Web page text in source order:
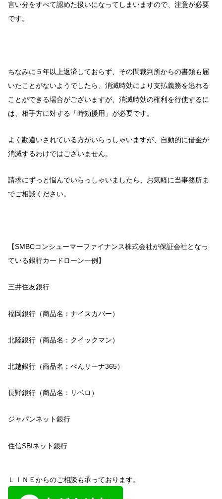
言い分をすべて認めた扱いになってしまいますので、注意が必要
です。
ちなみに５年以上返済しておらず、その間裁判所からの書類も届
いたことがないようでしたら、消滅時効により支払義務を逃れる
ことができる場合がございますが、消滅時効の権利を行使するに
は、相手方に対する「時効援用」が必要です。
よく勘違いされている方がいらっしゃいますが、自動的に借金が
消滅するわけではございません。
請求にずっと悩んでいらっしゃいましたら、お気軽に当事務所ま
でご相談ください。
【SMBCコンシューマーファイナンス株式会社が保証会社となっ
ている銀行カードローン一例】
三井住友銀行
福岡銀行（商品名：ナイスカバー）
北陸銀行（商品名：クイックマン）
北越銀行（商品名：べんリーナ365）
長野銀行（商品名：リベロ）
ジャパンネット銀行
住信SBIネット銀行
ＬＩＮＥからのご相談も承っております。